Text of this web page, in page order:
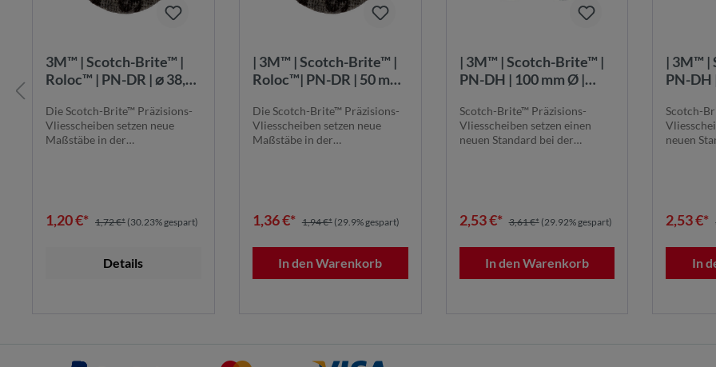
3M™ | Scotch-Brite™ |
Roloc™ | PN-DR | ⌀ 38,1
7100264165
Die Scotch-Brite™ Präzisions-
Vliesscheiben setzen neue
Maßstäbe in der
1,20 €* 1,72 €* (30.23% gespart)
Details
| 3M™ | Scotch-Brite™ |
Roloc™| PN-DR | 50 mm
Präzisions-Vliesscheibe
| 7100264172
Die Scotch-Brite™ Präzisions-
Vliesscheiben setzen neue
Maßstäbe in der
1,36 €* 1,94 €* (29.9% gespart)
In den Warenkorb
| 3M™ | Scotch-Brite™ |
PN-DH | 100 mm Ø |
Präzisions-Vliesscheibe
| 7100274671
Scotch-Brite™ Präzisions-
Vliesscheiben setzen einen
neuen Standard bei der
2,53 €* 3,61 €* (29.92% gespart)
In den Warenkorb
| 3M™ |
PN-DH
|
Scotch-
neuen
2,53 €*
In